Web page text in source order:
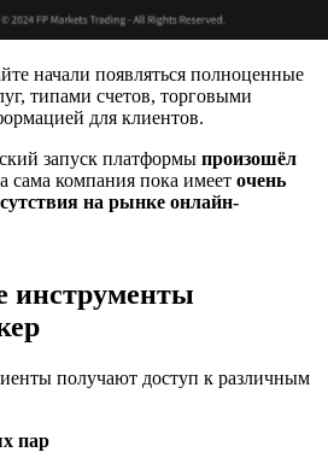
начали появляться полноценные
типами счетов, торговыми
для клиентов.
запуск платформы произошёл
сама компания пока имеет очень
на рынке онлайн-
инструменты
получают доступ к различным
пар